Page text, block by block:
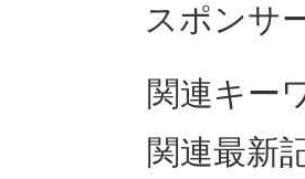
スポンサ
関連キー
関連最新